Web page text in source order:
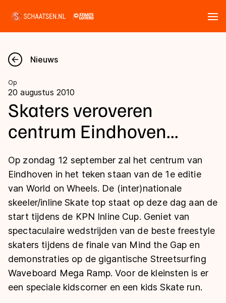
Nieuws
Kalender
Disciplines
Langebaan
Shorttrack
Inlineskaten
Kunstschaatsen
Schoonrijden
Natuurijs
Uitslagen
Langebaan
Shorttrack
Marathon
Inlineskaten
Kunstschaatsen
Tijden & historie
Ranglijsten Langebaan
Persoonlijke records & tijden
Historie & statistiek
De weg op
Inschrijven wedstrijden
Algemene Nederlandse Schaatstijd
Deze zomer de weg op
Schaatsfans
Alles voor jou als schaatsfan
Olympische Spelen
Nieuws
Op
20 augustus 2010
Skaters veroveren
centrum Eindhoven...
Op zondag 12 september zal het centrum van
Eindhoven in het teken staan van de 1e editie
van World on Wheels. De (inter)nationale
skeeler/inline Skate top staat op deze dag aan de
start tijdens de KPN Inline Cup. Geniet van
spectaculaire wedstrijden van de beste freestyle
skaters tijdens de finale van Mind the Gap en
demonstraties op de gigantische Streetsurfing
Waveboard Mega Ramp. Voor de kleinsten is er
een speciale kidscorner en een kids Skate run.